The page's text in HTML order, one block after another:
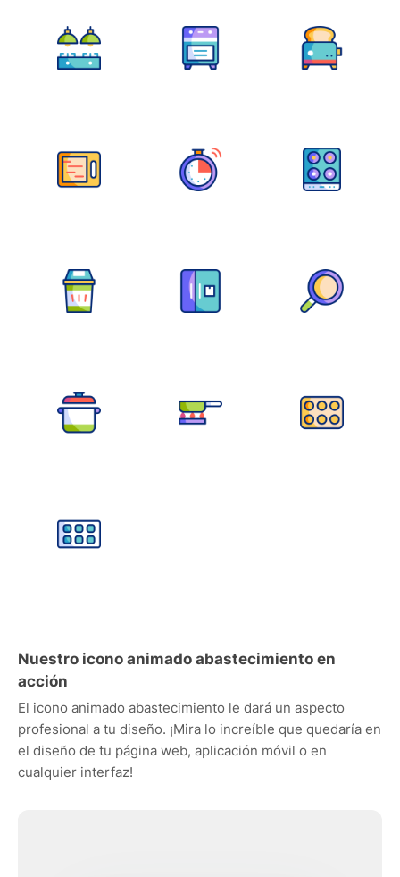
Nuestro icono animado abastecimiento en
acción
El icono animado abastecimiento le dará un aspecto
profesional a tu diseño. ¡Mira lo increíble que quedaría en
el diseño de tu página web, aplicación móvil o en
cualquier interfaz!